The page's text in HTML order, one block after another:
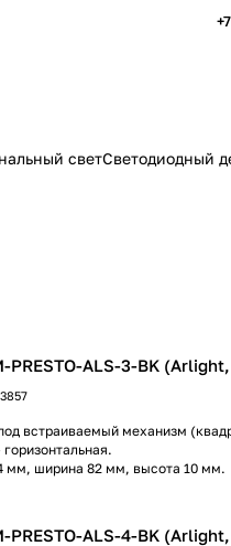
светСветодиодный
ALS-3-BK
встраиваемый механизм
мм, ширина 82 мм, высота 10 мм.
ALS-4-BK